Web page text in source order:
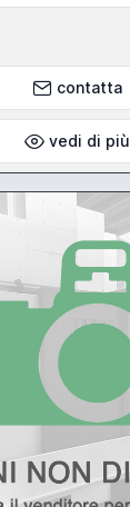
contatta
vedi di più